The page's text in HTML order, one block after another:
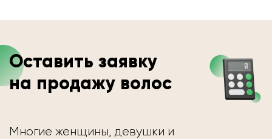
Оставить заявку
на продажу волос
Многие женщины, девушки и